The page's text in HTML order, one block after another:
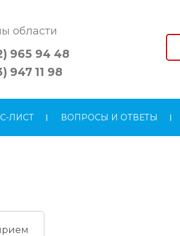
области
965 94 48
947 11 98
ЛИСТ ВОПРОСЫ И ОТВЕТЫ